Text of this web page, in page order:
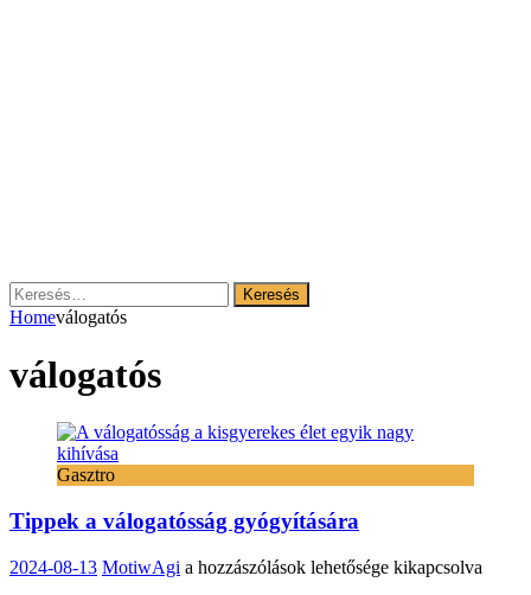
Keresés:
Homeválogatós
válogatós
Gasztro
Tippek a válogatósság gyógyítására
2024-08-13 MotiwAgi Tippek
a hozzászólások lehetősége kikapcsolva